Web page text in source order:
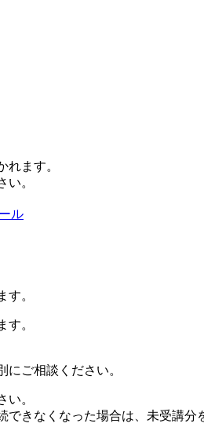
ます。
。
ル
。
。
ご相談ください。
。
きなくなった場合は、未受講分